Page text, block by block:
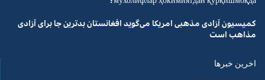
کمیسیون آزادی مذهبی امریکا می‌گوید افغانستان بدترین جا برای آزادی
مذاهب است
اخرین خبرها